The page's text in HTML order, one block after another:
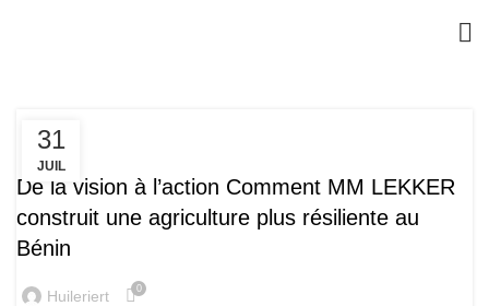
31
JUIL
LE PROCESSUS
De la vision à l’action Comment MM LEKKER
construit une agriculture plus résiliente au
Bénin
Huileriert 0